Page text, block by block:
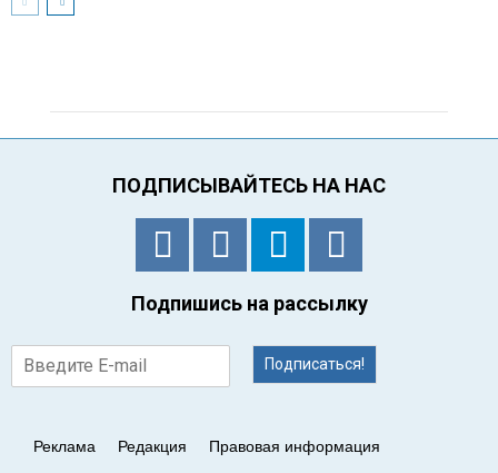
ПОДПИСЫВАЙТЕСЬ НА НАС
Подпишись на рассылку
Подписаться!
Реклама Редакция Правовая информация